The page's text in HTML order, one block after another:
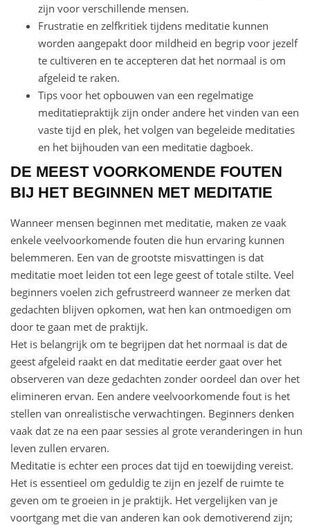
zijn voor verschillende mensen.
Frustratie en zelfkritiek tijdens meditatie kunnen
worden aangepakt door mildheid en begrip voor jezelf
te cultiveren en te accepteren dat het normaal is om
afgeleid te raken.
Tips voor het opbouwen van een regelmatige
meditatiepraktijk zijn onder andere het vinden van een
vaste tijd en plek, het volgen van begeleide meditaties
en het bijhouden van een meditatie dagboek.
DE MEEST VOORKOMENDE FOUTEN
BIJ HET BEGINNEN MET MEDITATIE
Wanneer mensen beginnen met meditatie, maken ze vaak
enkele veelvoorkomende fouten die hun ervaring kunnen
belemmeren. Een van de grootste misvattingen is dat
meditatie moet leiden tot een lege geest of totale stilte. Veel
beginners voelen zich gefrustreerd wanneer ze merken dat
gedachten blijven opkomen, wat hen kan ontmoedigen om
door te gaan met de praktijk.
Het is belangrijk om te begrijpen dat het normaal is dat de
geest afgeleid raakt en dat meditatie eerder gaat over het
observeren van deze gedachten zonder oordeel dan over het
elimineren ervan. Een andere veelvoorkomende fout is het
stellen van onrealistische verwachtingen. Beginners denken
vaak dat ze na een paar sessies al grote veranderingen in hun
leven zullen ervaren.
Meditatie is echter een proces dat tijd en toewijding vereist.
Het is essentieel om geduldig te zijn en jezelf de ruimte te
geven om te groeien in je praktijk. Het vergelijken van je
voortgang met die van anderen kan ook demotiverend zijn;